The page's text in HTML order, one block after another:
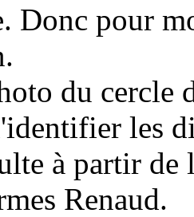
Donc pour
du cercle
les
à partir de
Renaud.